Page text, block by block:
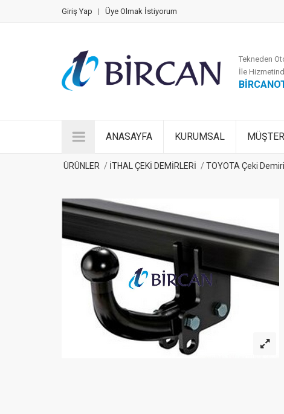
Giriş Yap | Üye Olmak İstiyorum
Tekneden
İle
ANASAYFA KURUMSAL
ÜRÜNLER İTHAL ÇEKİ DEMİRLERİ TOYOTA Çeki Demiri